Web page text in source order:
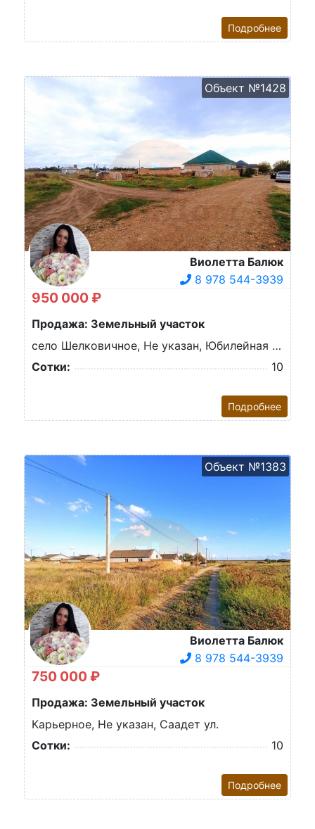
Подробнее
Объект №1428
Виолетта Балюк
8 978 544-3939
950 000 ₽
Продажа: Земельный участок
село Шелковичное, Не указан, Юбилейная ул.
Сотки:
10
Подробнее
Объект №1383
Виолетта Балюк
8 978 544-3939
750 000 ₽
Продажа: Земельный участок
Карьерное, Не указан, Саадет ул.
Сотки:
10
Подробнее